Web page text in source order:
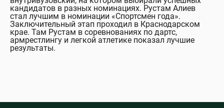
кандидатов в разных номинациях. Рустам Алиев
стал лучшим в номинации «Спортсмен года».
Заключительный этап проходил в Краснодарском
крае. Там Рустам в соревнованиях по дартс,
армрестлингу и легкой атлетике показал лучшие
результаты.